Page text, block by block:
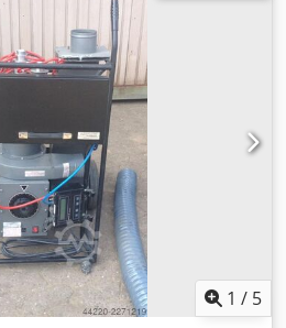
1 / 5